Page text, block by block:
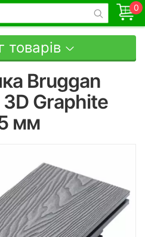
0
товарів
Bruggan
Graphite
мм